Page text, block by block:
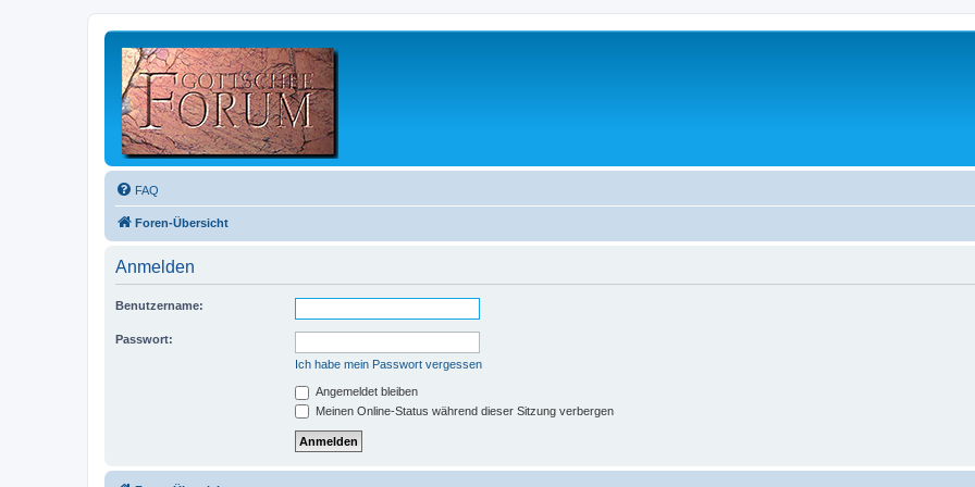
FAQ
Foren-Übersicht
Anmelden
Benutzername:
Passwort:
Ich habe mein Passwort vergessen
Angemeldet bleiben
Meinen Online-Status während dieser Sitzung verbergen